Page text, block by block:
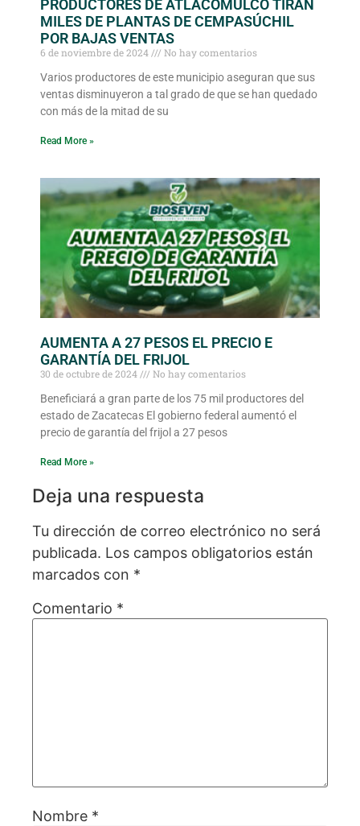
PRODUCTORES DE ATLACOMULCO TIRAN
MILES DE PLANTAS DE CEMPASÚCHIL
POR BAJAS VENTAS
6 de noviembre de 2024
No hay comentarios
Varios productores de este municipio aseguran que sus
ventas disminuyeron a tal grado de que se han quedado
con más de la mitad de su
Read More »
AUMENTA A 27 PESOS EL PRECIO E
GARANTÍA DEL FRIJOL
30 de octubre de 2024
No hay comentarios
Beneficiará a gran parte de los 75 mil productores del
estado de Zacatecas El gobierno federal aumentó el
precio de garantía del frijol a 27 pesos
Read More »
Deja una respuesta
Tu dirección de correo electrónico no será
publicada. Los campos obligatorios están
marcados con *
Comentario *
Nombre *